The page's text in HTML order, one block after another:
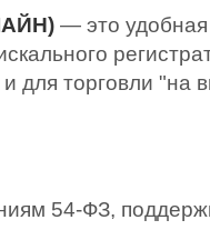
— это удобная
для торговли "на
54-ФЗ,